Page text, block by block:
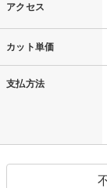
アクセス
カット単価
支払方法